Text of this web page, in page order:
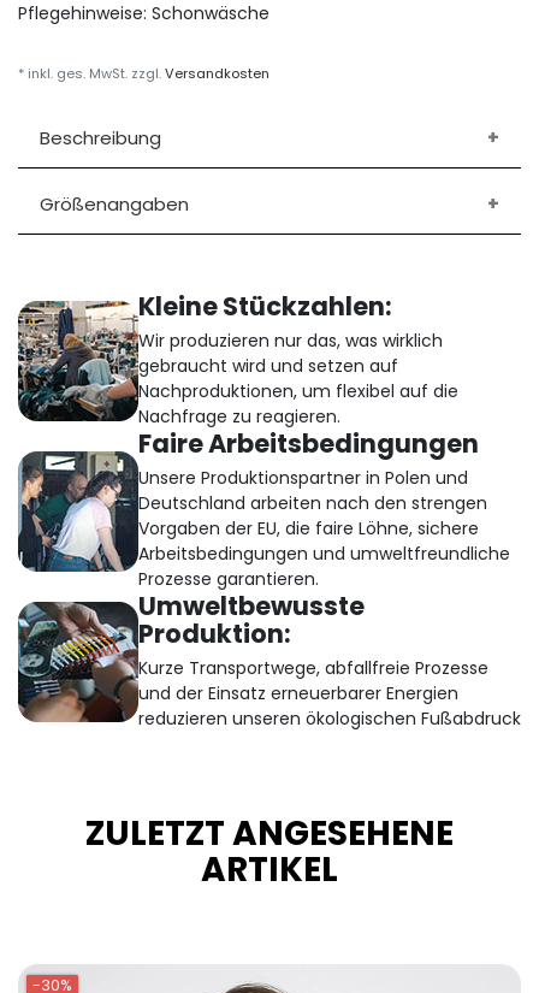
Pflegehinweise: Schonwäsche
* inkl. ges. MwSt. zzgl.Versandkosten
Beschreibung
Größenangaben
Kleine Stückzahlen:
Wir produzieren nur das, was wirklich
gebraucht wird und setzen auf
Nachproduktionen, um flexibel auf die
Nachfrage zu reagieren.
Faire Arbeitsbedingungen
Unsere Produktionspartner in Polen und
Deutschland arbeiten nach den strengen
Vorgaben der EU, die faire Löhne, sichere
Arbeitsbedingungen und umweltfreundliche
Prozesse garantieren.
Umweltbewusste
Produktion:
Kurze Transportwege, abfallfreie Prozesse
und der Einsatz erneuerbarer Energien
reduzieren unseren ökologischen Fußabdruck
ZULETZT ANGESEHENE
ARTIKEL
-30%